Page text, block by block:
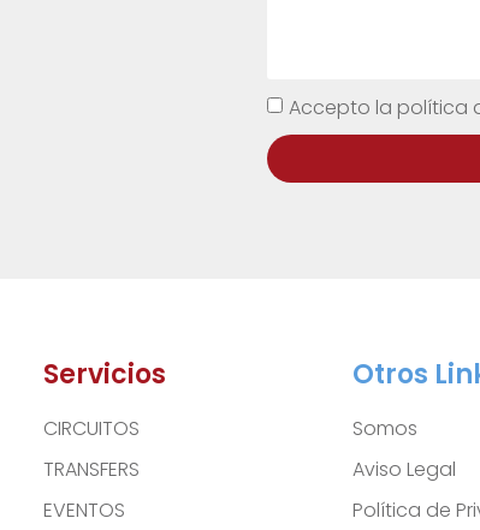
Accepto la política
Servicios
CIRCUITOS
TRANSFERS
EVENTOS
Otros
Somos
Aviso Legal
Política de